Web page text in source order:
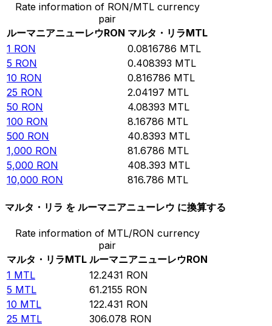
Rate information of RON/MTL currency
pair
ルーマニアニューレウRON マルタ・リラMTL
1 RON 0.0816786 MTL
5 RON 0.408393 MTL
10 RON 0.816786 MTL
25 RON 2.04197 MTL
50 RON 4.08393 MTL
100 RON 8.16786 MTL
500 RON 40.8393 MTL
1,000 RON 81.6786 MTL
5,000 RON 408.393 MTL
10,000 RON 816.786 MTL
マルタ・リラ を ルーマニアニューレウ に換算する
Rate information of MTL/RON currency
pair
マルタ・リラMTL ルーマニアニューレウRON
1 MTL 12.2431 RON
5 MTL 61.2155 RON
10 MTL 122.431 RON
25 MTL 306.078 RON